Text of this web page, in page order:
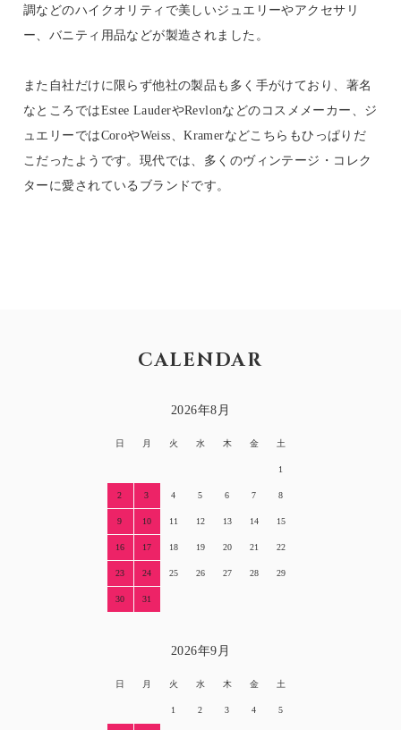
調などのハイクオリティで美しいジュエリーやアクセサリ
ー、バニティ用品などが製造されました。
また自社だけに限らず他社の製品も多く手がけており、著名
なところではEstee LauderやRevlonなどのコスメメーカー、ジ
ュエリーではCoroやWeiss、Kramerなどこちらもひっぱりだ
こだったようです。現代では、多くのヴィンテージ・コレク
ターに愛されているブランドです。
CALENDAR
2026年8月
日 月 火 水 木 金 土
1
2 3 4 5 6 7 8
9 10 11 12 13 14 15
16 17 18 19 20 21 22
23 24 25 26 27 28 29
30 31
2026年9月
日 月 火 水 木 金 土
1 2 3 4 5